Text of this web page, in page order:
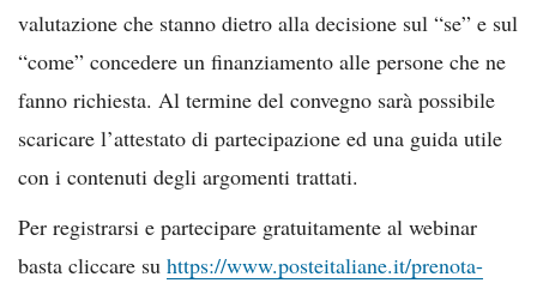
valutazione che stanno dietro alla decisione sul “se” e sul
“come” concedere un finanziamento alle persone che ne
fanno richiesta. Al termine del convegno sarà possibile
scaricare l’attestato di partecipazione ed una guida utile
con i contenuti degli argomenti trattati.
Per registrarsi e partecipare gratuitamente al webinar
basta cliccare su https://www.posteitaliane.it/prenota-